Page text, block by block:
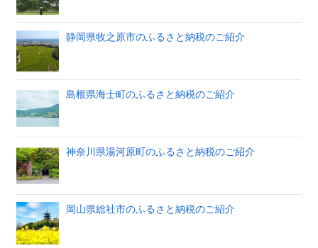
静岡県牧之原市のふるさと納税のご紹介
島根県海士町のふるさと納税のご紹介
神奈川県湯河原町のふるさと納税のご紹介
岡山県総社市のふるさと納税のご紹介